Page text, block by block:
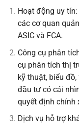
Hoạt động uy
các cơ quan
ASIC và FCA.
Công cụ phân
cụ phân tích thị
kỹ thuật, biểu
đầu tư có cái
quyết định chính
Dịch vụ hỗ trợ